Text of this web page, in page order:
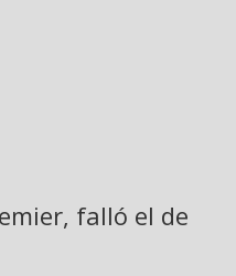
falló el de